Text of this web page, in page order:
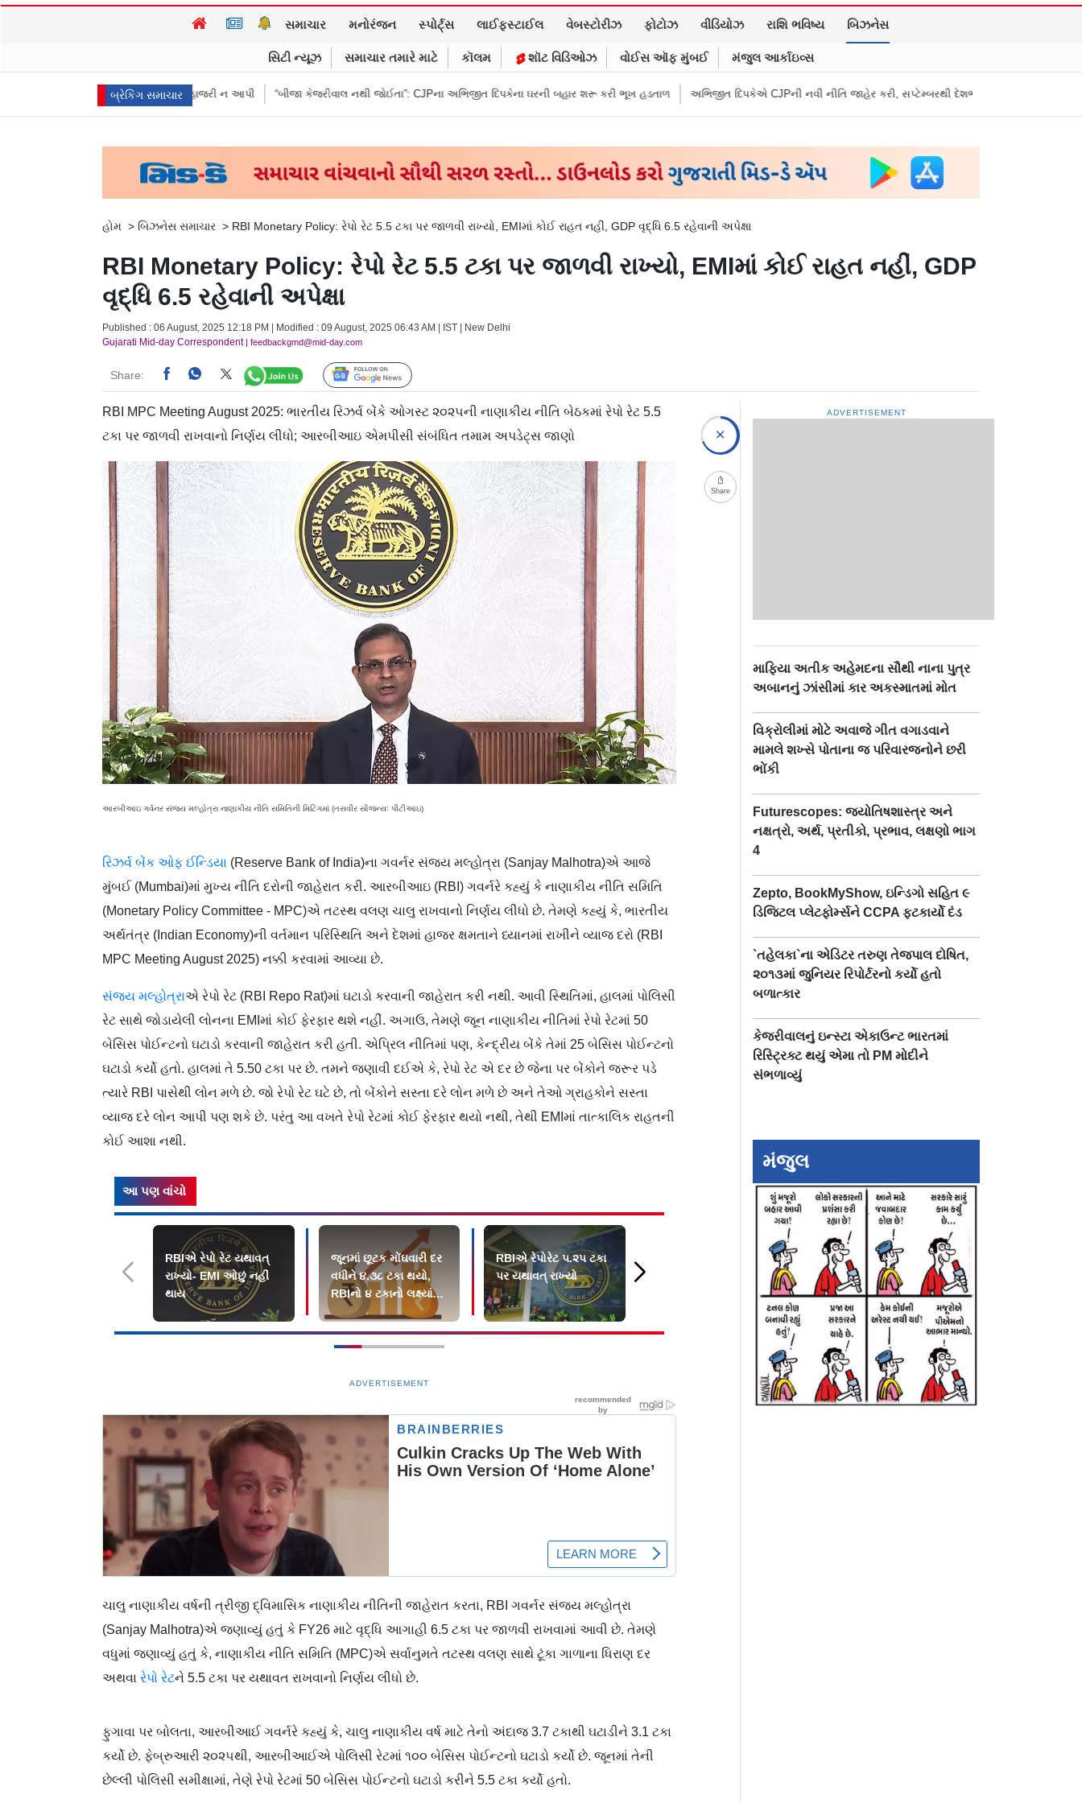
સમાચાર મનોરંજન સ્પોર્ટ્સ લાઈફસ્ટાઈલ વેબસ્ટોરીઝ ફોટોઝ વીડિયોઝ રાશિ ભવિષ્ય બિઝનેસ
સિટી ન્યૂઝ સમાચાર તમારે માટે કૉલમ શૉટ વિડિઓઝ વોઈસ ઑફ મુંબઈ મંજુલ આર્કાઇવ્સ
બ્રેકિંગ સમાચાર
પૈસા મોકલાવ્યા પણ હાજરી ન આપી “બીજા કેજરીવાલ નથી જોઈતા”: CJPના અભિજીત દિપકેના ઘરની બહાર શરૂ કરી ભૂખ હડતાળ અભિજીત દિપકેએ CJPની નવી નીતિ જાહેર કરી, સપ્ટેમ્બરથી દેશભારમાં થશે શરૂ તુકારામ મુંઢે On Fire:
હોમ > બિઝનેસ સમાચાર > RBI Monetary Policy: રેપો રેટ 5.5 ટકા પર જાળવી રાખ્યો, EMIમાં કોઈ રાહત નહીં, GDP વૃદ્ધિ 6.5 રહેવાની અપેક્ષા
RBI Monetary Policy: રેપો રેટ 5.5 ટકા પર જાળવી રાખ્યો, EMIમાં કોઈ રાહત નહીં, GDP
વૃદ્ધિ 6.5 રહેવાની અપેક્ષા
Published : 06 August, 2025 12:18 PM | Modified : 09 August, 2025 06:43 AM | IST | New Delhi
Gujarati Mid-day Correspondent| feedbackgmd@mid-day.com
Share: Follow Us
RBI MPC Meeting August 2025: ભારતીય રિઝર્વ બેંકે ઓગસ્ટ ૨૦૨૫ની નાણાકીય નીતિ બેઠકમાં રેપો રેટ 5.5
ટકા પર જાળવી રાખવાનો નિર્ણય લીધો; આરબીઆઇ એમપીસી સંબંધિત તમામ અપડેટ્સ જાણો
આરબીઆઇ ગર્વનર સંજય મલ્હોત્રા નાણાકીય નીતિ સમિતિની મિટિંગમાં (તસવીર સૌજન્યઃ પીટીઆઇ)
રિઝર્વ બેંક ઓફ ઈન્ડિયા (Reserve Bank of India)ના ગવર્નર સંજય મલ્હોત્રા (Sanjay Malhotra)એ આજે
મુંબઈ (Mumbai)માં મુખ્ય નીતિ દરોની જાહેરાત કરી. આરબીઆઇ (RBI) ગવર્નરે કહ્યું કે નાણાકીય નીતિ સમિતિ
(Monetary Policy Committee - MPC)એ તટસ્થ વલણ ચાલુ રાખવાનો નિર્ણય લીધો છે. તેમણે કહ્યું કે, ભારતીય
અર્થતંત્ર (Indian Economy)ની વર્તમાન પરિસ્થિતિ અને દેશમાં હાજર ક્ષમતાને ધ્યાનમાં રાખીને વ્યાજ દરો (RBI
MPC Meeting August 2025) નક્કી કરવામાં આવ્યા છે.
સંજય મલ્હોત્રાએ રેપો રેટ (RBI Repo Rat)માં ઘટાડો કરવાની જાહેરાત કરી નથી. આવી સ્થિતિમાં, હાલમાં પોલિસી
રેટ સાથે જોડાયેલી લોનના EMIમાં કોઈ ફેરફાર થશે નહીં. અગાઉ, તેમણે જૂન નાણાકીય નીતિમાં રેપો રેટમાં 50
બેસિસ પોઈન્ટનો ઘટાડો કરવાની જાહેરાત કરી હતી. એપ્રિલ નીતિમાં પણ, કેન્દ્રીય બેંકે તેમાં 25 બેસિસ પોઈન્ટનો
ઘટાડો કર્યો હતો. હાલમાં તે 5.50 ટકા પર છે. તમને જણાવી દઈએ કે, રેપો રેટ એ દર છે જેના પર બેંકોને જરૂર પડે
ત્યારે RBI પાસેથી લોન મળે છે. જો રેપો રેટ ઘટે છે, તો બેંકોને સસ્તા દરે લોન મળે છે અને તેઓ ગ્રાહકોને સસ્તા
વ્યાજ દરે લોન આપી પણ શકે છે. પરંતુ આ વખતે રેપો રેટમાં કોઈ ફેરફાર થયો નથી, તેથી EMIમાં તાત્કાલિક રાહતની
કોઈ આશા નથી.
આ પણ વાંચો
RBIએ રેપો રેટ યથાવત્
રાખ્યો- EMI ઓછું નહીં
થાય
જૂનમાં છૂટક મોંઘવારી દર
વધીને ૪.૩૮ ટકા થયો,
RBIનો ૪ ટકાનો લક્ષ્યાંક
પાર
RBIએ રેપોરેટ ૫.૨૫ ટકા
પર યથાવત‍્ રાખ્યો
RBIની લોન ધારકોને મોટી
ભેટઃ રેપો રેટમાં ૫૦ બેસિસ
પોઈન્ટનો ઘટાડો, EMI
જુલાઈમાં GST કલેક્શન
૧૫.૪ ટકા વધીને ૨.૧૧
લાખ કરોડ રૂપિયા થયું
ADVERTISEMENT
ચાલુ નાણાકીય વર્ષની ત્રીજી દ્વિમાસિક નાણાકીય નીતિની જાહેરાત કરતા, RBI ગવર્નર સંજય મલ્હોત્રા
(Sanjay Malhotra)એ જણાવ્યું હતું કે FY26 માટે વૃદ્ધિ આગાહી 6.5 ટકા પર જાળવી રાખવામાં આવી છે. તેમણે
વધુમાં જણાવ્યું હતું કે, નાણાકીય નીતિ સમિતિ (MPC)એ સર્વાનુમતે તટસ્થ વલણ સાથે ટૂંકા ગાળાના ધિરાણ દર
અથવા રેપો રેટને 5.5 ટકા પર યથાવત રાખવાનો નિર્ણય લીધો છે.
ફુગાવા પર બોલતા, આરબીઆઈ ગવર્નરે કહ્યું કે, ચાલુ નાણાકીય વર્ષ માટે તેનો અંદાજ 3.7 ટકાથી ઘટાડીને 3.1 ટકા
કર્યો છે. ફેબ્રુઆરી ૨૦૨૫થી, આરબીઆઈએ પોલિસી રેટમાં ૧૦૦ બેસિસ પોઈન્ટનો ઘટાડો કર્યો છે. જૂનમાં તેની
છેલ્લી પોલિસી સમીક્ષામાં, તેણે રેપો રેટમાં 50 બેસિસ પોઈન્ટનો ઘટાડો કરીને 5.5 ટકા કર્યો હતો.
Share
ADVERTISEMENT
માફિયા અતીક અહેમદના સૌથી નાના પુત્ર
અબાનનું ઝાંસીમાં કાર અકસ્માતમાં મોત
વિક્રોલીમાં મોટે અવાજે ગીત વગાડવાને
મામલે શખ્સે પોતાના જ પરિવારજનોને છરી
ભોંકી
Futurescopes: જ્યોતિષશાસ્ત્ર અને
નક્ષત્રો, અર્થ, પ્રતીકો, પ્રભાવ, લક્ષણો ભાગ
4
Zepto, BookMyShow, ઇન્ડિગો સહિત ૯
ડિજિટલ પ્લેટફોર્મ્સને CCPA ફટકાર્યો દંડ
`તહેલકા`ના એડિટર તરુણ તેજપાલ દોષિત,
૨૦૧૩માં જુનિયર રિપોર્ટરનો કર્યો હતો
બળાત્કાર
કેજરીવાલનું ઇન્સ્ટા એકાઉન્ટ ભારતમાં
રિસ્ટ્રિક્ટ થયું એમા તો PM મોદીને
સંભળાવ્યું
મંજુલ